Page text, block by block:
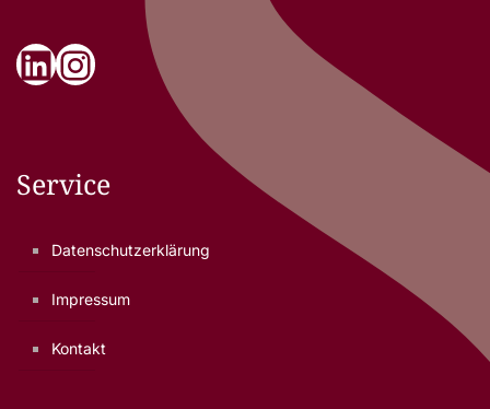
LinkedIn
Instagram
Service
Datenschutzerklärung
Impressum
Kontakt